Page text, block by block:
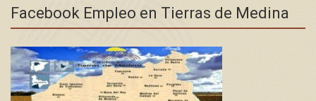
Facebook Empleo en Tierras de Medina